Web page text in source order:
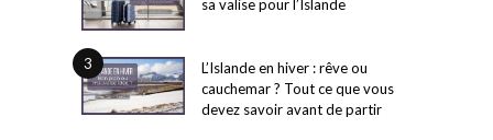
sa valise pour l’Islande
3
L’Islande en hiver : rêve ou
cauchemar ? Tout ce que vous
devez savoir avant de partir